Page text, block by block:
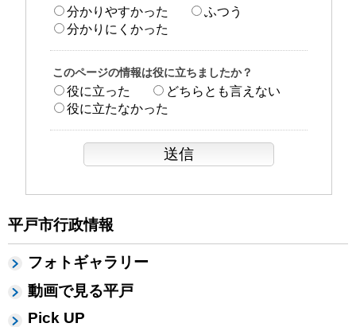
平戸市行政情報
フォトギャラリー
動画で見る平戸
Pick UP
分かりやすかった
ふつう
分かりにくかった
このページの情報は役に立ちましたか？
役に立った
どちらとも言えない
役に立たなかった